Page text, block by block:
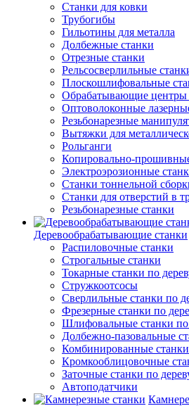
Станки для ковки
Трубогибы
Гильотины для металла
Долбежные станки
Отрезные станки
Рельсосверлильные
Плоскошлифовальные
Обрабатывающие
Оптоволоконные
Резьбонарезные
Вытяжки для
Рольганги
Копировально-
Электроэрозионные
Станки тоннельной
Станки для отверстий в
Резьбонарезные станки
Деревообрабатывающие станки
Распиловочные станки
Строгальные станки
Токарные станки по
Стружкоотсосы
Сверлильные станки по
Фрезерные станки по
Шлифовальные станки по
Долбежно-пазовальные
Комбинированные станки
Кромкооблицовочные
Заточные станки по
Автоподатчики